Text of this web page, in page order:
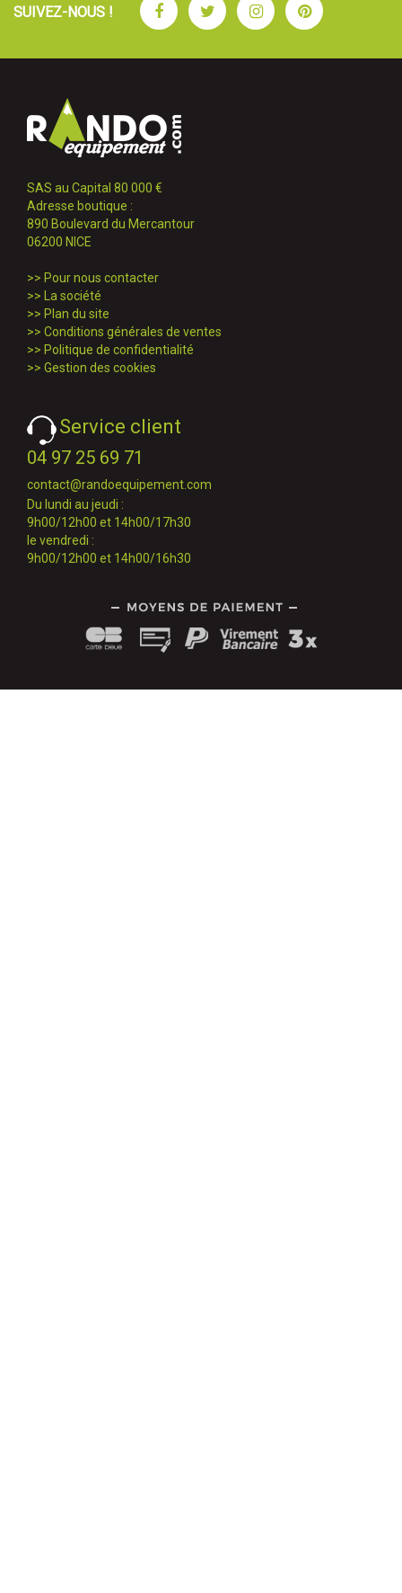
SUIVEZ-NOUS ! FacebookTwitterInstagramPinterest
SAS au Capital 80 000 €
Adresse boutique :
890 Boulevard du Mercantour
06200 NICE
>> Pour nous contacter
>>
La société
>> Plan du site
>> Conditions générales de ventes
>> Politique de confidentialité
>> Gestion des cookies
Service client
04 97 25 69 71
contact@randoequipement.com
Du lundi au jeudi :
9h00/12h00 et 14h00/17h30
le vendredi :
9h00/12h00 et 14h00/16h30